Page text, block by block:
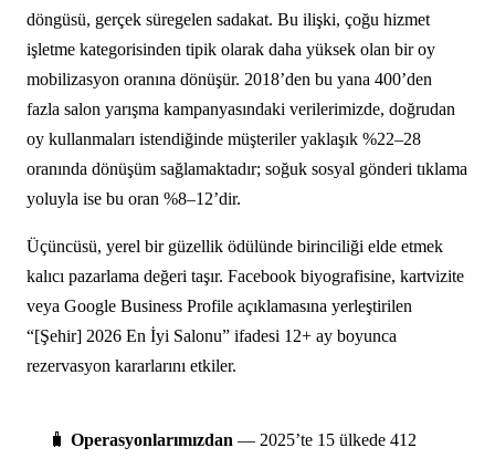
döngüsü, gerçek süregelen sadakat. Bu ilişki, çoğu hizmet
işletme kategorisinden tipik olarak daha yüksek olan bir oy
mobilizasyon oranına dönüşür. 2018’den bu yana 400’den
fazla salon yarışma kampanyasındaki verilerimizde, doğrudan
oy kullanmaları istendiğinde müşteriler yaklaşık %22–28
oranında dönüşüm sağlamaktadır; soğuk sosyal gönderi tıklama
yoluyla ise bu oran %8–12’dir.
Üçüncüsü, yerel bir güzellik ödülünde birinciliği elde etmek
kalıcı pazarlama değeri taşır. Facebook biyografisine, kartvizite
veya Google Business Profile açıklamasına yerleştirilen
“[Şehir] 2026 En İyi Salonu” ifadesi 12+ ay boyunca
rezervasyon kararlarını etkiler.
🧳 Operasyonlarımızdan — 2025’te 15 ülkede 412